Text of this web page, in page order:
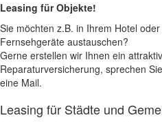
Leasing für Objekte!
Sie möchten z.B. in Ihrem Hotel
Fernsehgeräte austauschen?
Gerne erstellen wir Ihnen ein
Reparaturversicherung, sprechen
eine Mail.
Leasing für Städte und